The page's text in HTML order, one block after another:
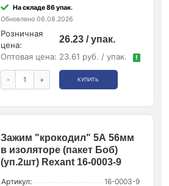
На складе 86 упак.
Обновлено 06.08.2026
Розничная
цена:
26.23 / упак.
Оптовая цена: 23.61 руб. / упак. !
- + КУПИТЬ
Зажим "крокодил" 5А 56мм
в изоляторе (пакет Боб)
(уп.2шт) Rexant 16-0003-9
Артикул: 16-0003-9